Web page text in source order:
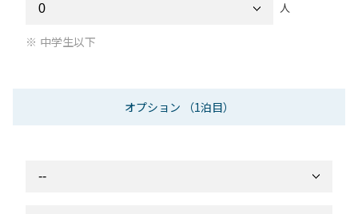
人
中学生以下
オプション （1泊目）